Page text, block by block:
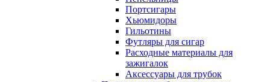
Портсигары
Хьюмидоры
Гильотины
Футляры для сигар
Расходные материалы для
зажигалок
Аксессуары для трубок